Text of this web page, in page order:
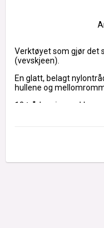
Verktøyet som gjør det
(vevskjeen).
En glatt, belagt
hullene og
10 trådere i en pakke.